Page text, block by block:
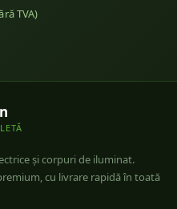
TVA)
și corpuri de iluminat.
cu livrare rapidă în toată